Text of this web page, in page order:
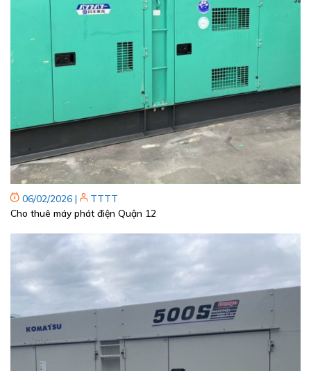
06/02/2026 |
TTTT
Cho thuê máy phát điện Quận 12